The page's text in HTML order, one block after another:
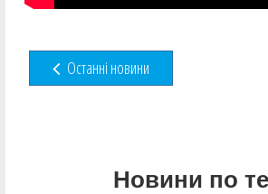
Останні новини
Новини по